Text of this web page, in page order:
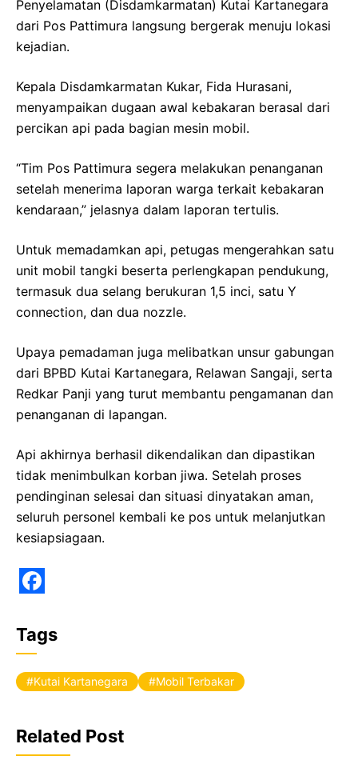
Penyelamatan (Disdamkarmatan) Kutai Kartanegara
dari Pos Pattimura langsung bergerak menuju lokasi
kejadian.
Kepala Disdamkarmatan Kukar, Fida Hurasani,
menyampaikan dugaan awal kebakaran berasal dari
percikan api pada bagian mesin mobil.
“Tim Pos Pattimura segera melakukan penanganan
setelah menerima laporan warga terkait kebakaran
kendaraan,” jelasnya dalam laporan tertulis.
Untuk memadamkan api, petugas mengerahkan satu
unit mobil tangki beserta perlengkapan pendukung,
termasuk dua selang berukuran 1,5 inci, satu Y
connection, dan dua nozzle.
Upaya pemadaman juga melibatkan unsur gabungan
dari BPBD Kutai Kartanegara, Relawan Sangaji, serta
Redkar Panji yang turut membantu pengamanan dan
penanganan di lapangan.
Api akhirnya berhasil dikendalikan dan dipastikan
tidak menimbulkan korban jiwa. Setelah proses
pendinginan selesai dan situasi dinyatakan aman,
seluruh personel kembali ke pos untuk melanjutkan
kesiapsiagaan.
a
c
e
o
o
Tags
Kutai Kartanegara Mobil Terbakar
Related Post